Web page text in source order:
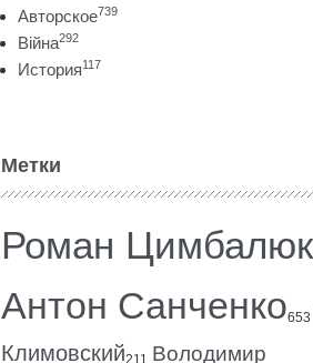
Авторское739
Війна292
История117
Метки
Роман Цимбалюк
Антон Санченко653
Климовский211 Володимир